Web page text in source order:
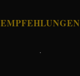
EMPFEHLUNGEN
.